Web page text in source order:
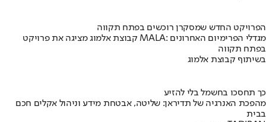
הפרויקט החדש שמסקרן רוכשים בפתח תקווה
קבוצת אלמוג מציגה את פרויקט MALA: מגדלי הפרימיום האחרונים
בפתח תקווה
בשיתוף קבוצת אלמוג
כך תחסכו בחשמל בלי להזיע
מהפכת האנרגיה של תדיראן: שליטה, אבטחת מידע וניהול אקלים חכם
בבית